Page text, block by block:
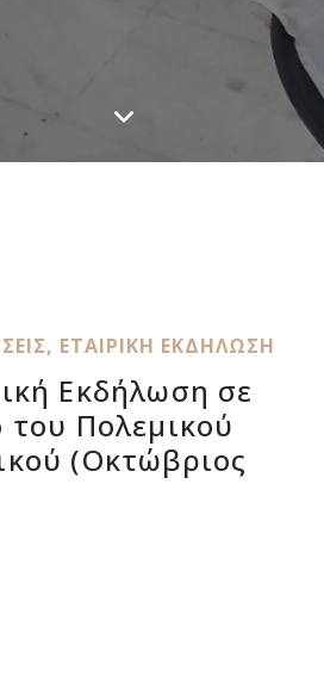
, ΕΤΑΙΡΙΚΉ ΕΚΔΉΛΩΣΗ
Εκδήλωση σε
του Πολεμικού
(Οκτώβριος